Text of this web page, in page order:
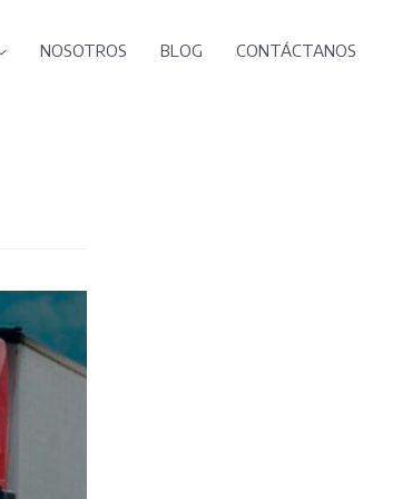
NOSOTROS BLOG CONTÁCTANOS